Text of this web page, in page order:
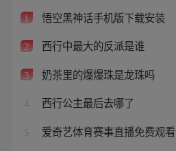
1 悟空黑神话手机版下载安装
2 西行中最大的反派是谁
3 奶茶里的爆爆珠是龙珠吗
4 西行公主最后去哪了
5 爱奇艺体育赛事直播免费观看